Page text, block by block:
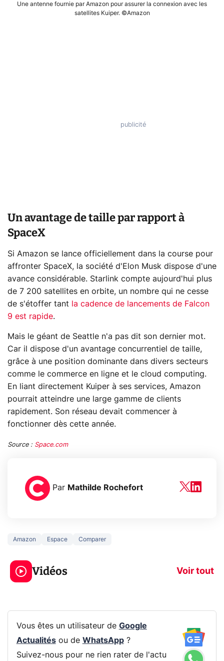
Une antenne fournie par Amazon pour assurer la connexion avec les
satellites Kuiper. ©Amazon
Un avantage de taille par rapport à
SpaceX
Si Amazon se lance officiellement dans la course pour
affronter SpaceX, la société d'Elon Musk dispose d'une
avance considérable. Starlink compte aujourd'hui plus
de 7 200 satellites en orbite, un nombre qui ne cesse
de s'étoffer tant la cadence de lancements de Falcon
9 est rapide.
Mais le géant de Seattle n'a pas dit son dernier mot.
Car il dispose d'un avantage concurrentiel de taille,
grâce à une position dominante dans divers secteurs
comme le commerce en ligne et le cloud computing.
En liant directement Kuiper à ses services, Amazon
pourrait atteindre une large gamme de clients
rapidement. Son réseau devait commencer à
fonctionner dès cette année.
Source : Space.com
Par Mathilde Rochefort
Amazon Espace Comparer
Vidéos Voir tout
3 écrans en 1 pour
319€ ? Voici L'AOC
CQ32G4ZA !
prochaine
Vous êtes un utilisateur de Google
Actualitésou de WhatsApp?
Suivez-nous pour ne rien rater de l'actu